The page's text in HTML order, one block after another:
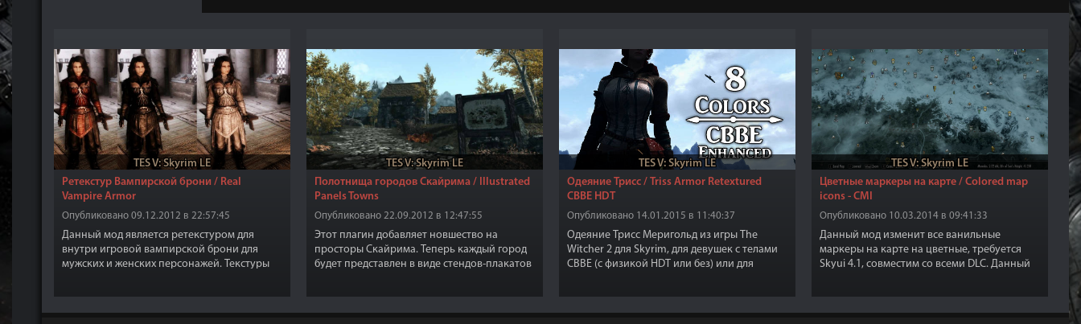
TES V: Skyrim LE
Ретекстур Вампирской брони / Real
Vampire Armor
Опубликовано 09.12.2012 в 22:57:45
Данный мод является ретекстуром для
внутри игровой вампирской брони для
мужских и женских персонажей. Текстуры
TES V: Skyrim LE
Полотнища городов Скайрима / Illustrated
Panels Towns
Опубликовано 22.09.2012 в 12:47:55
Этот плагин добавляет новшество на
просторы Скайрима. Теперь каждый город
будет представлен в виде стендов-плакатов
TES V: Skyrim LE
Одеяние Трисс / Triss Armor Retextured
CBBE HDT
Опубликовано 14.01.2015 в 11:40:37
Одеяние Трисс Меригольд из игры The
Witcher 2 для Skyrim, для девушек с телами
CBBE (с физикой HDT или без) или для
TES V: Skyrim LE
Цветные маркеры на карте / Colored map
icons - CMI
Опубликовано 10.03.2014 в 09:41:33
Данный мод изменит все ванильные
маркеры на карте на цветные, требуется
Skyui 4.1, совместим со всеми DLC. Данный